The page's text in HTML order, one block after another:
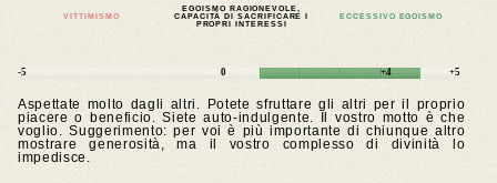
VITTIMISMO
EGOISMO RAGIONEVOLE,
CAPACITÀ DI SACRIFICARE I
PROPRI INTERESSI
ECCESSIVO EGOISMO
-5 0 +4 +5
Aspettate molto dagli altri. Potete sfruttare gli altri per il proprio
piacere o beneficio. Siete auto-indulgente. Il vostro motto è che
voglio. Suggerimento: per voi è più importante di chiunque altro
mostrare generosità, ma il vostro complesso di divinità lo
impedisce.